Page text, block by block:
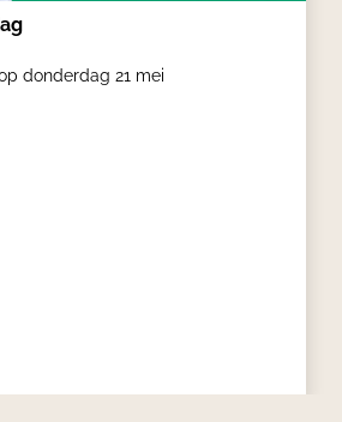
donderdag 21 mei